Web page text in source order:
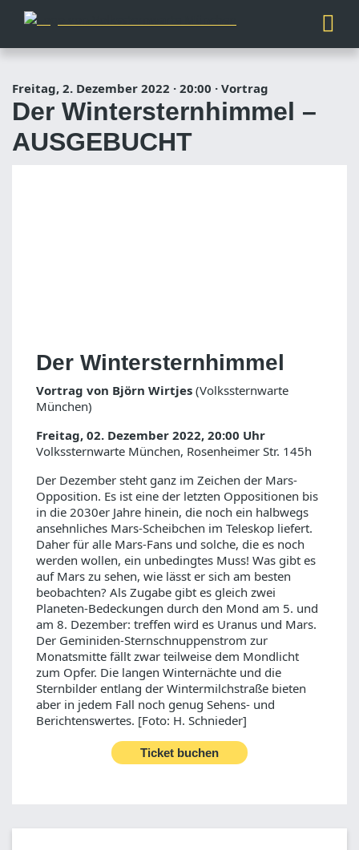
Freitag, 2. Dezember 2022 · 20:00 · Vortrag
Der Wintersternhimmel –
AUSGEBUCHT
Der Wintersternhimmel
Vortrag von Björn Wirtjes (Volkssternwarte
München)
Freitag, 02. Dezember 2022, 20:00 Uhr
Volkssternwarte München, Rosenheimer Str. 145h
Der Dezember steht ganz im Zeichen der Mars-
Opposition. Es ist eine der letzten Oppositionen bis
in die 2030er Jahre hinein, die noch ein halbwegs
ansehnliches Mars-Scheibchen im Teleskop liefert.
Daher für alle Mars-Fans und solche, die es noch
werden wollen, ein unbedingtes Muss! Was gibt es
auf Mars zu sehen, wie lässt er sich am besten
beobachten? Als Zugabe gibt es gleich zwei
Planeten-Bedeckungen durch den Mond am 5. und
am 8. Dezember: treffen wird es Uranus und Mars.
Der Geminiden-Sternschnuppenstrom zur
Monatsmitte fällt zwar teilweise dem Mondlicht
zum Opfer. Die langen Winternächte und die
Sternbilder entlang der Wintermilchstraße bieten
aber in jedem Fall noch genug Sehens- und
Berichtenswertes. [Foto: H. Schnieder]
Ticket buchen